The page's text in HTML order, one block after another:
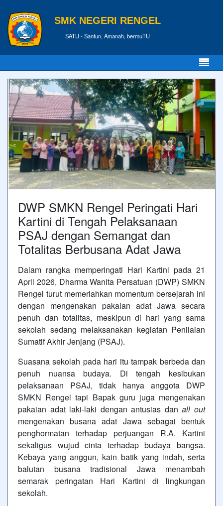
SMK NEGERI RENGEL
SATU - Santun, Amanah, bermuTU
DWP SMKN Rengel Peringati Hari
Kartini di Tengah Pelaksanaan
PSAJ dengan Semangat dan
Totalitas Berbusana Adat Jawa
Dalam rangka memperingati Hari Kartini pada 21
April 2026, Dharma Wanita Persatuan (DWP) SMKN
Rengel turut memeriahkan momentum bersejarah ini
dengan mengenakan pakaian adat Jawa secara
penuh dan totalitas, meskipun di hari yang sama
sekolah sedang melaksanakan kegiatan Penilaian
Sumatif Akhir Jenjang (PSAJ).
Suasana sekolah pada hari itu tampak berbeda dan
penuh nuansa budaya. Di tengah kesibukan
pelaksanaan PSAJ, tidak hanya anggota DWP
SMKN Rengel tapi Bapak guru juga mengenakan
pakaian adat laki-laki dengan antusias danall out
mengenakan busana adat Jawa sebagai bentuk
penghormatan terhadap perjuangan R.A. Kartini
sekaligus wujud cinta terhadap budaya bangsa.
Kebaya yang anggun, kain batik yang indah, serta
balutan busana tradisional Jawa menambah
semarak peringatan Hari Kartini di lingkungan
sekolah.